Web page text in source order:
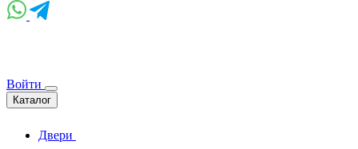
Войти
Каталог
Двери